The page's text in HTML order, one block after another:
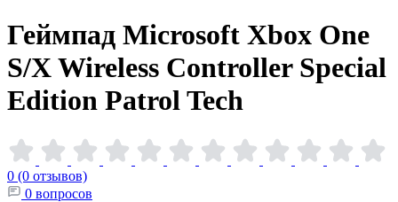
Геймпад Microsoft Xbox One
S/X Wireless Controller Special
Edition PatrolTech
0 (0 отзывов)
0 вопросов